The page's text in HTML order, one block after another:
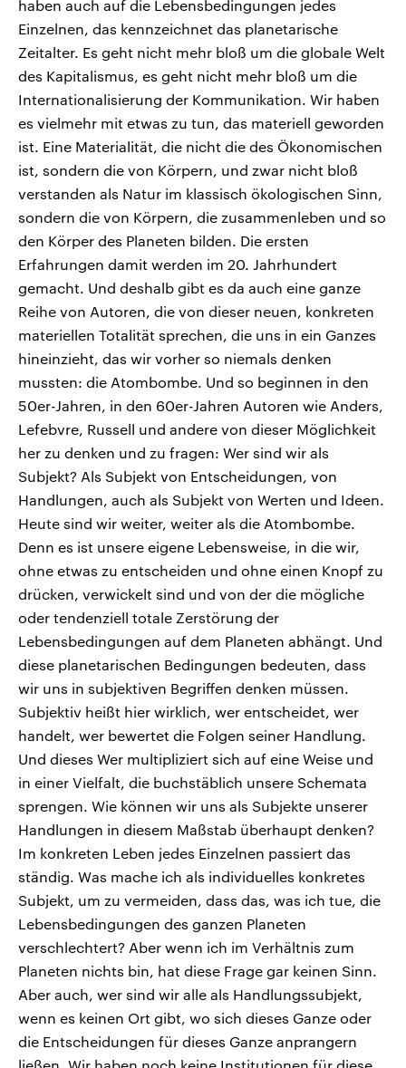
haben auch auf die Lebensbedingungen jedes
Einzelnen, das kennzeichnet das planetarische
Zeitalter. Es geht nicht mehr bloß um die globale Welt
des Kapitalismus, es geht nicht mehr bloß um die
Internationalisierung der Kommunikation. Wir haben
es vielmehr mit etwas zu tun, das materiell geworden
ist. Eine Materialität, die nicht die des Ökonomischen
ist, sondern die von Körpern, und zwar nicht bloß
verstanden als Natur im klassisch ökologischen Sinn,
sondern die von Körpern, die zusammenleben und so
den Körper des Planeten bilden. Die ersten
Erfahrungen damit werden im 20. Jahrhundert
gemacht. Und deshalb gibt es da auch eine ganze
Reihe von Autoren, die von dieser neuen, konkreten
materiellen Totalität sprechen, die uns in ein Ganzes
hineinzieht, das wir vorher so niemals denken
mussten: die Atombombe. Und so beginnen in den
50er-Jahren, in den 60er-Jahren Autoren wie Anders,
Lefebvre, Russell und andere von dieser Möglichkeit
her zu denken und zu fragen: Wer sind wir als
Subjekt? Als Subjekt von Entscheidungen, von
Handlungen, auch als Subjekt von Werten und Ideen.
Heute sind wir weiter, weiter als die Atombombe.
Denn es ist unsere eigene Lebensweise, in die wir,
ohne etwas zu entscheiden und ohne einen Knopf zu
drücken, verwickelt sind und von der die mögliche
oder tendenziell totale Zerstörung der
Lebensbedingungen auf dem Planeten abhängt. Und
diese planetarischen Bedingungen bedeuten, dass
wir uns in subjektiven Begriffen denken müssen.
Subjektiv heißt hier wirklich, wer entscheidet, wer
handelt, wer bewertet die Folgen seiner Handlung.
Und dieses Wer multipliziert sich auf eine Weise und
in einer Vielfalt, die buchstäblich unsere Schemata
sprengen. Wie können wir uns als Subjekte unserer
Handlungen in diesem Maßstab überhaupt denken?
Im konkreten Leben jedes Einzelnen passiert das
ständig. Was mache ich als individuelles konkretes
Subjekt, um zu vermeiden, dass das, was ich tue, die
Lebensbedingungen des ganzen Planeten
verschlechtert? Aber wenn ich im Verhältnis zum
Planeten nichts bin, hat diese Frage gar keinen Sinn.
Aber auch, wer sind wir alle als Handlungssubjekt,
wenn es keinen Ort gibt, wo sich dieses Ganze oder
die Entscheidungen für dieses Ganze anprangern